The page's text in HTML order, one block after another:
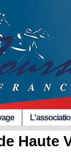
Haute